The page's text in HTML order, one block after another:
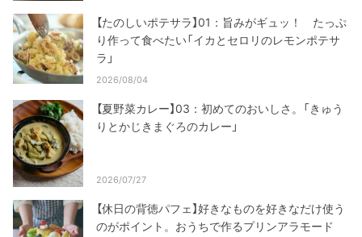
【たのしいポテサラ】01：旨みがギュッ！ たっぷ
り作って食べたい「イカとセロリのレモンポテサ
ラ」
2026/08/04
【夏野菜カレー】03：初めてのおいしさ。「きゅう
りとかじきまぐろのカレー」
2026/07/27
【休日の背徳パフェ】好きなものを好きなだけ使う
のがポイント。おうちで作るプリンアラモード